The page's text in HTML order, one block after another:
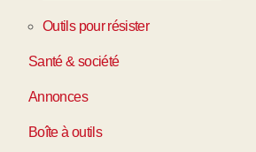
Outils pour résister
Santé & société
Annonces
Boîte à outils